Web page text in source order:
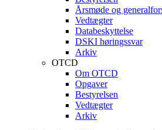
Årsmøde og
Vedtægter
Databeskyttelse
DSKI høringssvar
Arkiv
OTCD
Om OTCD
Opgaver
Bestyrelsen
Vedtægter
Arkiv